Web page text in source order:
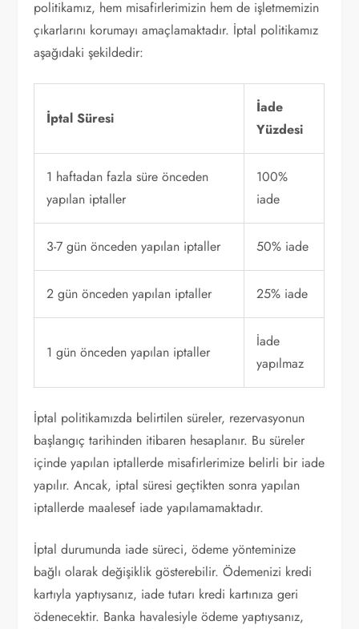
politikamız, hem misafirlerimizin hem de işletmemizin
çıkarlarını korumayı amaçlamaktadır. İptal politikamız
aşağıdaki şekildedir:
İptal Süresi
İade
Yüzdesi
1 haftadan fazla süre önceden
yapılan iptaller
100%
iade
3-7 gün önceden yapılan iptaller 50% iade
2 gün önceden yapılan iptaller 25% iade
1 gün önceden yapılan iptaller
İade
yapılmaz
İptal politikamızda belirtilen süreler, rezervasyonun
başlangıç tarihinden itibaren hesaplanır. Bu süreler
içinde yapılan iptallerde misafirlerimize belirli bir iade
yapılır. Ancak, iptal süresi geçtikten sonra yapılan
iptallerde maalesef iade yapılamamaktadır.
İptal durumunda iade süreci, ödeme yönteminize
bağlı olarak değişiklik gösterebilir. Ödemenizi kredi
kartıyla yaptıysanız, iade tutarı kredi kartınıza geri
ödenecektir. Banka havalesiyle ödeme yaptıysanız,